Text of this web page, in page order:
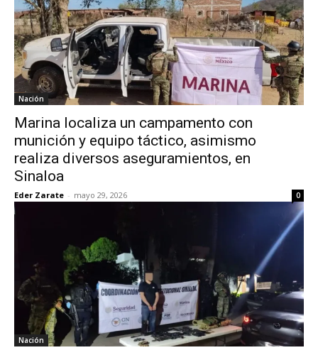
Nación
Marina localiza un campamento con
munición y equipo táctico, asimismo
realiza diversos aseguramientos, en
Sinaloa
Eder Zarate - mayo 29, 2026 0
Nación